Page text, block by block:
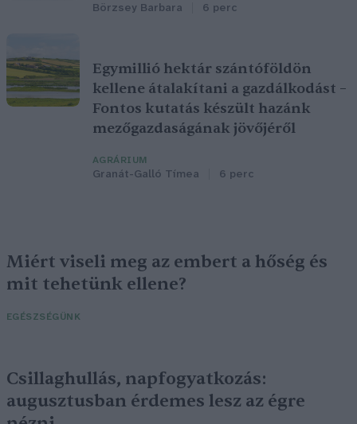
Börzsey Barbara 6 perc
Egymillió hektár szántóföldön
kellene átalakítani a gazdálkodást –
Fontos kutatás készült hazánk
mezőgazdaságának jövőjéről
AGRÁRIUM
Granát-Galló Tímea 6 perc
Miért viseli meg az embert a hőség és
mit tehetünk ellene?
EGÉSZSÉGÜNK
Csillaghullás, napfogyatkozás:
augusztusban érdemes lesz az égre